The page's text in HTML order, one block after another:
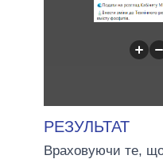
РЕЗУЛЬТАТ
Враховуючи те, що